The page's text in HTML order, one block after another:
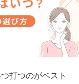
打つのがベスト